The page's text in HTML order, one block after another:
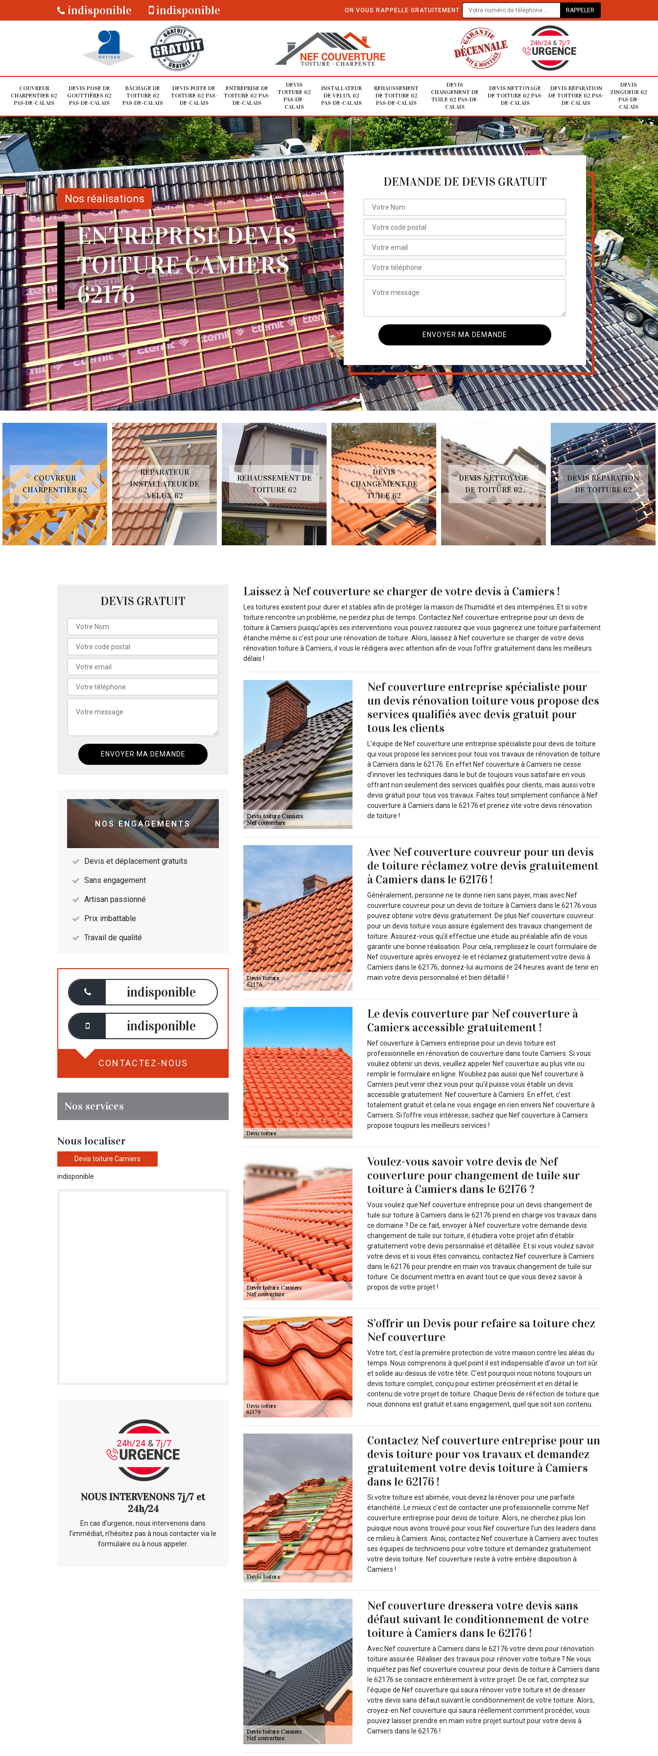
indisponible indisponible ON VOUS RAPPELLE GRATUITEMENT
COUVREUR
CHARPENTIER 62
PAS-DE-CALAIS
DEVIS POSE DE
GOUTTIÈRES 62
PAS-DE-CALAIS
BÂCHAGE DE
TOITURE 62
PAS-DE-CALAIS
DEVIS FUITE DE
TOITURE 62 PAS-
DE-CALAIS
ENTREPRISE DE
TOITURE 62 PAS-
DE-CALAIS
DEVIS
TOITURE 62
PAS-DE-
CALAIS
INSTALLATEUR
DE VELUX 62
PAS-DE-CALAIS
REHAUSSEMENT
DE TOITURE 62
PAS-DE-CALAIS
DEVIS
CHANGEMENT DE
TUILE 62 PAS-DE-
CALAIS
DEVIS NETTOYAGE
DE TOITURE 62 PAS-
DE-CALAIS
DEVIS RÉPARATION
DE TOITURE 62 PAS-
DE-CALAIS
DEVIS
ZINGUEUR 62
PAS-DE-
CALAIS
Nos réalisations
ENTREPRISE DEVIS
TOITURE CAMIERS
62176
DEMANDE DE DEVIS GRATUIT
COUVREUR
CHARPENTIER 62
RÉPARATEUR
INSTALLATEUR DE
VELUX 62
REHAUSSEMENT DE
TOITURE 62
DEVIS
CHANGEMENT DE
TUILE 62
DEVIS NETTOYAGE
DE TOITURE 62
DEVIS RÉPARATION
DE TOITURE 62
DEVIS GRATUIT
NOS ENGAGEMENTS
Devis et déplacement gratuits
Sans engagement
Artisan passionné
Prix imbattable
Travail de qualité
indisponible
indisponible
CONTACTEZ-NOUS
Nos services
Nous localiser
Devis toiture Camiers
indisponible
NOUS INTERVENONS 7j/7 et
24h/24
En cas d’urgence, nous intervenons dans
l’immédiat, n’hésitez pas à nous contacter via le
formulaire ou à nous appeler.
Laissez à Nef couverture se charger de votre devis à Camiers !
Les toitures existent pour durer et stables afin de protéger la maison de l’humidité et des intempéries. Et si votre
toiture rencontre un problème, ne perdez plus de temps. Contactez Nef couverture entreprise pour un devis de
toiture à Camiers puisqu’après ses interventions vous pouvez rassurez que vous gagnerez une toiture parfaitement
étanche même si c'est pour une rénovation de toiture. Alors, laissez à Nef couverture se charger de votre devis
rénovation toiture à Camiers, il vous le rédigera avec attention afin de vous l’offrir gratuitement dans les meilleurs
délais !
Nef couverture entreprise spécialiste pour
un devis rénovation toiture vous propose des
services qualifiés avec devis gratuit pour
tous les clients
L’équipe de Nef couverture une entreprise spécialiste pour devis de toiture
qui vous propose les services pour tous vos travaux de rénovation de toiture
à Camiers dans le 62176. En effet Nef couverture à Camiers ne cesse
d’innover les techniques dans le but de toujours vous satisfaire en vous
offrant non seulement des services qualifiés pour clients, mais aussi votre
devis gratuit pour tous vos travaux. Faites tout simplement confiance à Nef
couverture à Camiers dans le 62176 et prenez vite votre devis rénovation
de toiture !
Avec Nef couverture couvreur pour un devis
de toiture réclamez votre devis gratuitement
à Camiers dans le 62176 !
Généralement, personne ne te donne rien sans payer, mais avec Nef
couverture couvreur pour un devis de toiture à Camiers dans le 62176 vous
pouvez obtenir votre devis gratuitement. De plus Nef couverture couvreur
pour un devis toiture vous assure également des travaux changement de
toiture. Assurez-vous qu’il effectue une étude au préalable afin de vous
garantir une bonne réalisation. Pour cela, remplissez le court formulaire de
Nef couverture après envoyez-le et réclamez gratuitement votre devis à
Camiers dans le 62176, donnez-lui au moins de 24 heures avant de tenir en
main votre devis personnalisé et bien détaillé !
Le devis couverture par Nef couverture à
Camiers accessible gratuitement !
Nef couverture à Camiers entreprise pour un devis toiture est
professionnelle en rénovation de couverture dans toute Camiers. Si vous
vouliez obtenir un devis, veuillez appeler Nef couverture au plus vite ou
remplir le formulaire en ligne. N’oubliez pas aussi que Nef couverture à
Camiers peut venir chez vous pour qu’il puisse vous établir un devis
accessible gratuitement. Nef couverture à Camiers. En effet, c’est
totalement gratuit et cela ne vous engage en rien envers Nef couverture à
Camiers. Si l’offre vous intéresse, sachez que Nef couverture à Camiers
propose toujours les meilleurs services !
Voulez-vous savoir votre devis de Nef
couverture pour changement de tuile sur
toiture à Camiers dans le 62176 ?
Vous voulez que Nef couverture entreprise pour un devis changement de
tuile sur toiture à Camiers dans le 62176 prend en charge vos travaux dans
ce domaine ? De ce fait, envoyer à Nef couverture votre demande devis
changement de tuile sur toiture, il étudiera votre projet afin d’établir
gratuitement votre devis personnalisé et détaillée. Et si vous voulez savoir
votre devis et si vous êtes convaincu, contactez Nef couverture à Camiers
dans le 62176 pour prendre en main vos travaux changement de tuile sur
toiture. Ce document mettra en avant tout ce que vous devez savoir à
propos de votre projet !
S’offrir un Devis pour refaire sa toiture chez
Nef couverture
Votre toit, c'est la première protection de votre maison contre les aléas du
temps. Nous comprenons à quel point il est indispensable d'avoir un toit sûr
et solide au-dessus de votre tête. C'est pourquoi nous notons toujours un
devis toiture complet, conçu pour estimer précisément et en détail le
contenu de votre projet de toiture. Chaque Devis de réfection de toiture que
nous donnons est gratuit et sans engagement, quel que soit son contenu.
Contactez Nef couverture entreprise pour un
devis toiture pour vos travaux et demandez
gratuitement votre devis toiture à Camiers
dans le 62176 !
Si votre toiture est abimée, vous devez la rénover pour une parfaite
étanchéité. Le mieux c’est de contacter une professionnelle comme Nef
couverture entreprise pour devis de toiture. Alors, ne cherchez plus loin
puisque nous avons trouvé pour vous Nef couverture l’un des leaders dans
ce milieu à Camiers. Ainsi, contactez Nef couverture à Camiers avec toutes
ses équipes de techniciens pour votre toiture et demandez gratuitement
votre devis toiture. Nef couverture reste à votre entière disposition à
Camiers !
Nef couverture dressera votre devis sans
défaut suivant le conditionnement de votre
toiture à Camiers dans le 62176 !
Avec Nef couverture à Camiers dans le 62176 votre devis pour rénovation
toiture assurée. Réaliser des travaux pour rénover votre toiture ? Ne vous
inquiétez pas Nef couverture couvreur pour devis de toiture à Camiers dans
le 62176 se consacre entièrement à votre projet. De ce fait, comptez sur
l’équipe de Nef couverture qui saura rénover votre toiture et de dresser
votre devis sans défaut suivant le conditionnement de votre toiture. Alors,
croyez-en Nef couverture qui saura réellement comment procéder, vous
pouvez laisser prendre en main votre projet surtout pour votre devis à
Camiers dans le 62176 !